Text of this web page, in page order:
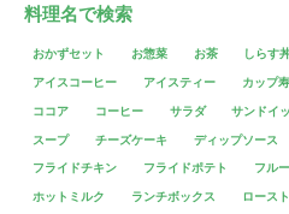
料理名で検索
おかずセット お惣菜 お茶 しらす
アイスコーヒー
アイスティー カップ
ココア
コーヒー サラダ サンドイ
スープ
チーズケーキ ディップソース
フライドチキン
フライドポテト フル
ホットミルク
ランチボックス ロース